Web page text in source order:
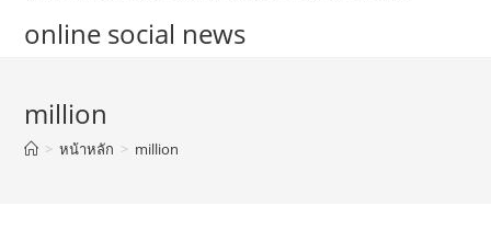
online social news
million
> หน้าหลัก > million